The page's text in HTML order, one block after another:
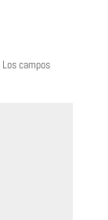
Los campos